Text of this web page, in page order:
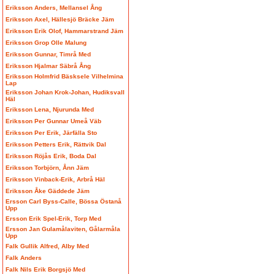
Eriksson Anders, Mellansel Ång
Eriksson Axel, Hällesjö Bräcke Jäm
Eriksson Erik Olof, Hammarstrand Jäm
Eriksson Grop Olle Malung
Eriksson Gunnar, Timrå Med
Eriksson Hjalmar Säbrå Ång
Eriksson Holmfrid Bäsksele Vilhelmina
Lap
Eriksson Johan Krok-Johan, Hudiksvall
Häl
Eriksson Lena, Njurunda Med
Eriksson Per Gunnar Umeå Väb
Eriksson Per Erik, Järfälla Sto
Eriksson Petters Erik, Rättvik Dal
Eriksson Röjås Erik, Boda Dal
Eriksson Torbjörn, Ånn Jäm
Eriksson Vinback-Erik, Arbrå Häl
Eriksson Åke Gäddede Jäm
Ersson Carl Byss-Calle, Bössa Östanå
Upp
Ersson Erik Spel-Erik, Torp Med
Ersson Jan Gulamålaviten, Gålarmåla
Upp
Falk Gullik Alfred, Alby Med
Falk Anders
Falk Nils Erik Borgsjö Med